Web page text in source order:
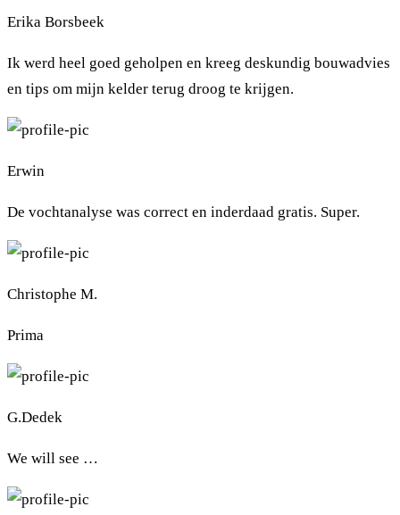
Erika Borsbeek
Ik werd heel goed geholpen en kreeg deskundig bouwadvies
en tips om mijn kelder terug droog te krijgen.
Erwin
De vochtanalyse was correct en inderdaad gratis. Super.
Christophe M.
Prima
G.Dedek
We will see …